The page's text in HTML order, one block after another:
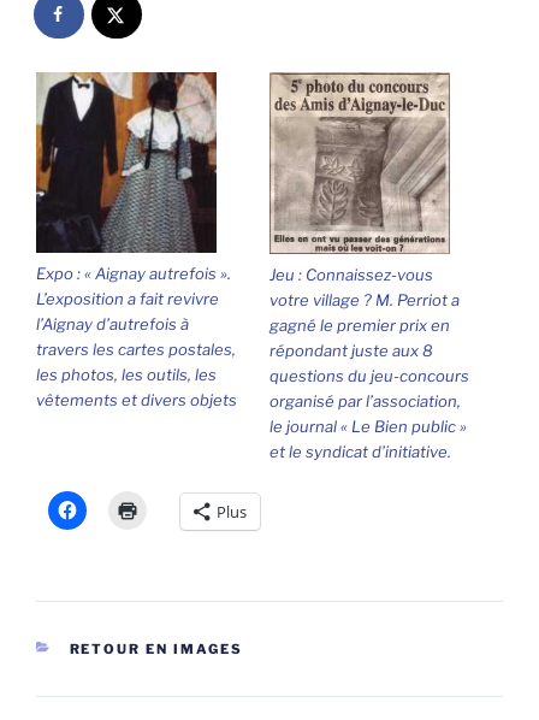
Expo : « Aignay autrefois ».
L’exposition a fait revivre
l’Aignay d’autrefois à
travers les cartes postales,
les photos, les outils, les
vêtements et divers objets
Jeu : Connaissez-vous
votre village ? M. Perriot a
gagné le premier prix en
répondant juste aux 8
questions du jeu-concours
organisé par l’association,
le journal « Le Bien public »
et le syndicat d’initiative.
Plus
CATÉGORIES
RETOUR EN IMAGES